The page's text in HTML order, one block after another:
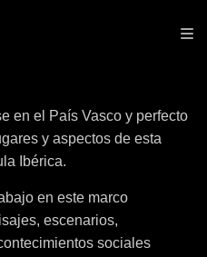
en el País Vasco y perfecto
y aspectos de esta
Ibérica.
en este marco
escenarios,
sociales